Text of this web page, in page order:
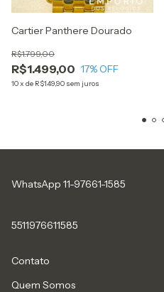
Cartier Panthere Dourado
R$1.499,00
R$1.799,00
17% OFF
10x de R$149,90 sem juros
WhatsApp 11-97661-1585
5511976611585
Contato
Quem Somos